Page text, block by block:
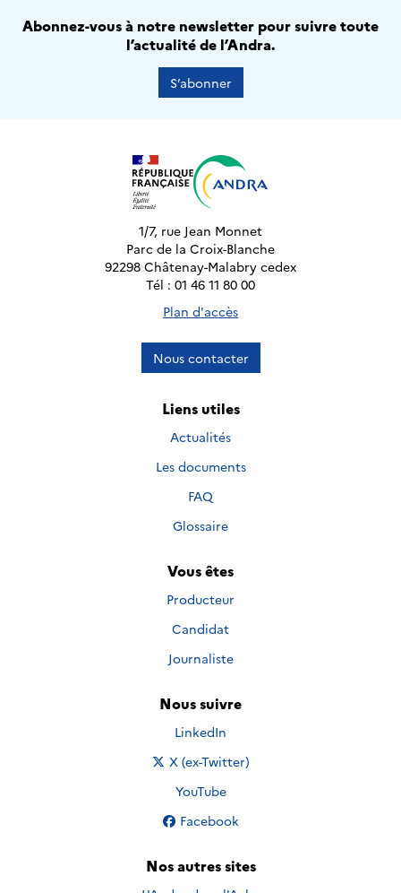
Abonnez-vous à notre newsletter pour suivre toute
l’actualité de l’Andra.
S’abonner
1/7, rue Jean Monnet
Parc de la Croix-Blanche
92298 Châtenay-Malabry cedex
Tél : 01 46 11 80 00
Plan d'accès
Nous contacter
Liens utiles
Actualités
Les documents
FAQ
Glossaire
Vous êtes
Producteur
Candidat
Journaliste
Nous suivre
Nous suivre sur
LinkedIn
Nous suivre sur
X (ex-Twitter)
Nous suivre sur
YouTube
Nous suivre sur
Facebook
Nos autres sites